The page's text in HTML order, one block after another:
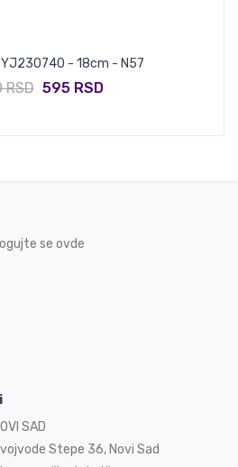
YJ230740 - 18cm - N57
RSD 595 RSD
se ovde
SAD
Stepe 36, Novi Sad